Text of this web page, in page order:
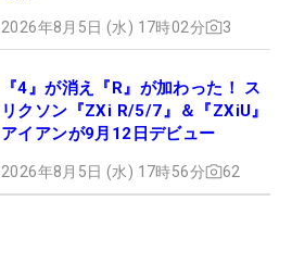
2026年8月5日 (水) 17時02分 3
『4』が消え『R』が加わった！ ス
リクソン『ZXi R/5/7』＆『ZXiU』
アイアンが9月12日デビュー
2026年8月5日 (水) 17時56分 62